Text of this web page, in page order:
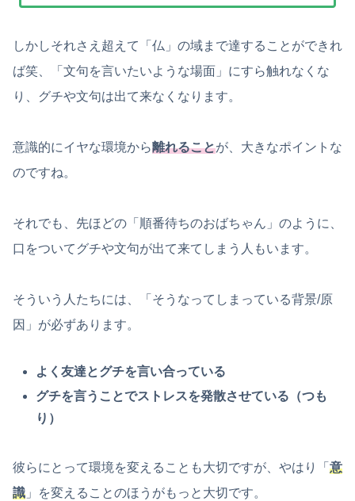
しかしそれさえ超えて「仏」の域まで達することができれ
ば笑、「文句を言いたいような場面」にすら触れなくな
り、グチや文句は出て来なくなります。
意識的にイヤな環境から離れることが、大きなポイントな
のですね。
それでも、先ほどの「順番待ちのおばちゃん」のように、
口をついてグチや文句が出て来てしまう人もいます。
そういう人たちには、「そうなってしまっている背景/原
因」が必ずあります。
よく友達とグチを言い合っている
グチを言うことでストレスを発散させている（つも
り）
彼らにとって環境を変えることも大切ですが、やはり「 意
識 」を変えることのほうがもっと大切です。